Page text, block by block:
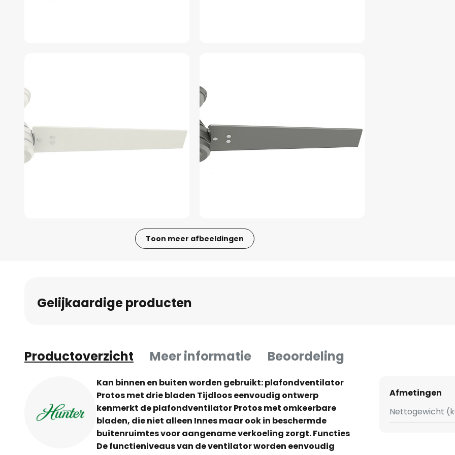
Toon meer afbeeldingen
vanGelijkaardige producten
Productoverzicht Meer informatie Beoordeling
Kan binnen en buiten worden gebruikt: plafondventilator
Protos met drie bladen Tijdloos eenvoudig ontwerp
kenmerkt de plafondventilator Protos met omkeerbare
bladen, die niet alleen Innes maar ook in beschermde
buitenruimtes voor aangename verkoeling zorgt. Functies
De functieniveaus van de ventilator worden eenvoudig
Afmetingen
Nettogewicht